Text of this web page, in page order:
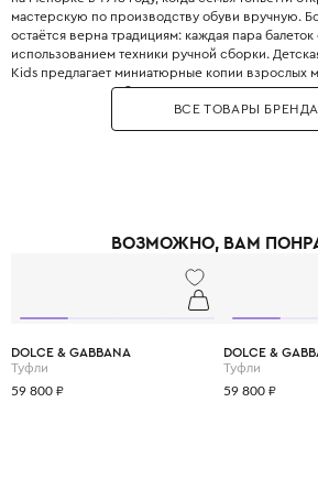
мастерскую по производству обуви вручную.
остаётся верна традициям: каждая пара балеток
использованием техники ручной сборки.
Kids предлагает миниатюрные копии взрослых
до 12 лет. Балетки бренда отличаются
эластичностью благодаря кожаной стельке и
ранта. Для пошива используются натуральная
отличает потрясающая износостойкость:
дочери не просто красивую, но невероятно
она сможет танцевать, бегать и играть..
ВСЕ ТОВАРЫ БРЕНДА
ВОЗМОЖНО, ВАМ
DOLCE & GABBANA
Туфли
59 800 ₽
DOLCE &
Туфли
59 800 ₽